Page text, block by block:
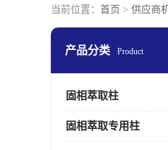
当前位置： 首页 > 供应商
产品分类 Product
固相萃取柱
固相萃取专用柱